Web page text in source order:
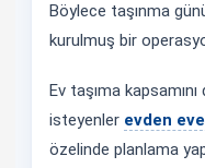
Böylece taşınma
kurulmuş bir
Ev taşıma
isteyenler evden
özelinde planlama